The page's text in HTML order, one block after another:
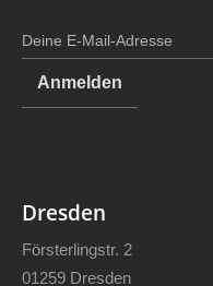
Dresden
Försterlingstr. 2
01259 Dresden